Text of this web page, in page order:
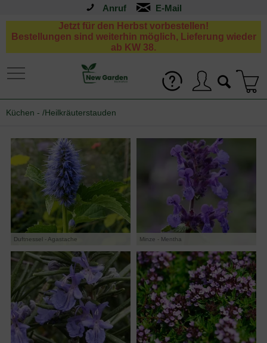
Anruf
Jetzt für den Herbst vorbestellen!
Bestellungen sind weiterhin möglich, Lieferung wieder
ab KW 38.
Küchen - /Heilkräuterstauden
Duftnessel - Agastache Minze - Mentha